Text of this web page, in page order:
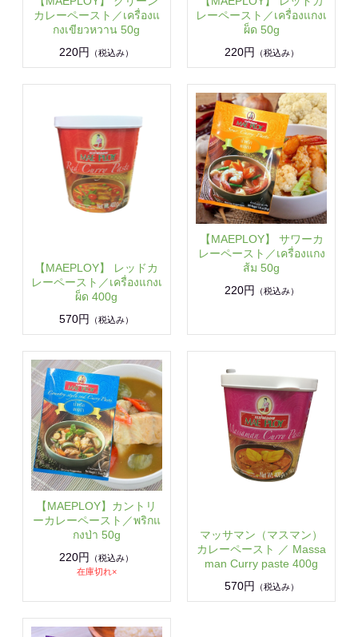
カレーペースト／เครื่องแ
กงเขียวหวาน 50g
220円
（税込み）
レーペースト／เครื่องแกงเ
ผ็ด 50g
220円 （税込み）
【MAEPLOY】 レッドカ
レーペースト／เครื่องแกงเ
ผ็ด 400g
570円
（税込み）
【MAEPLOY】 サワーカ
レーペースト／เครื่องแกง
ส้ม 50g
220円
（税込み）
【MAEPLOY】カントリ
ーカレーペースト／พริกแ
กงป่า 50g
220円
（税込み）
在庫切れ×
マッサマン（マスマン）
カレーペースト ／ Massa
man Curry paste 400g
570円 （税込み）